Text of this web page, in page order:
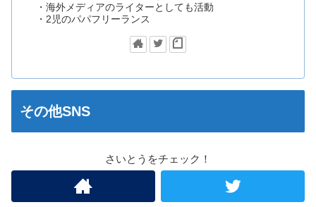
・海外メディアのライターとしても活動
・2児のパパフリーランス
その他SNS
さいとうをチェック！